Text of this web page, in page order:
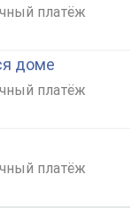
платёж
доме
платёж
платёж